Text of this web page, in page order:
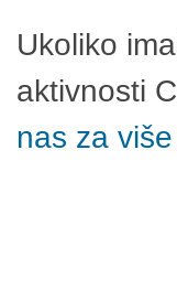
Ukoliko
aktivnosti
nas za